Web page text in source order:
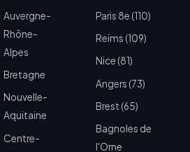
Auvergne-
Rhône-
Alpes
Bretagne
Nouvelle-
Aquitaine
Centre-
Paris 8e (110)
Reims (109)
Nice (81)
Angers (73)
Brest (65)
Bagnoles de
l'Orne